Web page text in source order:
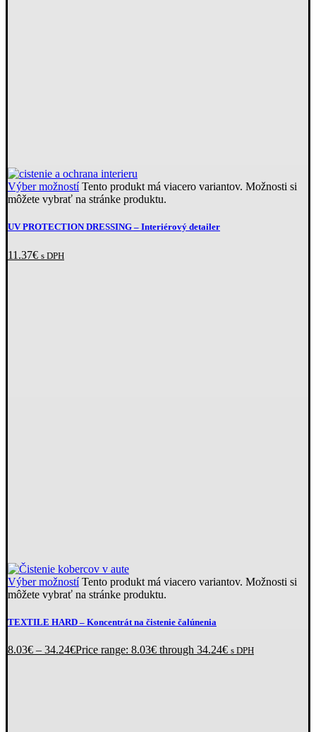
Výber možností Tento produkt má viacero variantov. Možnosti si
môžete vybrať na stránke produktu.
UV PROTECTION DRESSING –⁠ Interiérový detailer
11.37€ s DPH
Výber možností Tento produkt má viacero variantov. Možnosti si
môžete vybrať na stránke produktu.
TEXTILE HARD – Koncentrát na čistenie čalúnenia
8.03€ – 34.24€Price range: 8.03€ through 34.24€ s DPH